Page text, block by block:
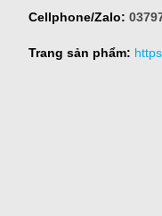
Cellphone/Zalo:
Trang sản phẩm: